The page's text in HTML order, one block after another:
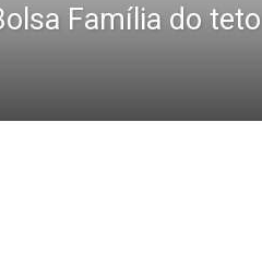
Família do teto